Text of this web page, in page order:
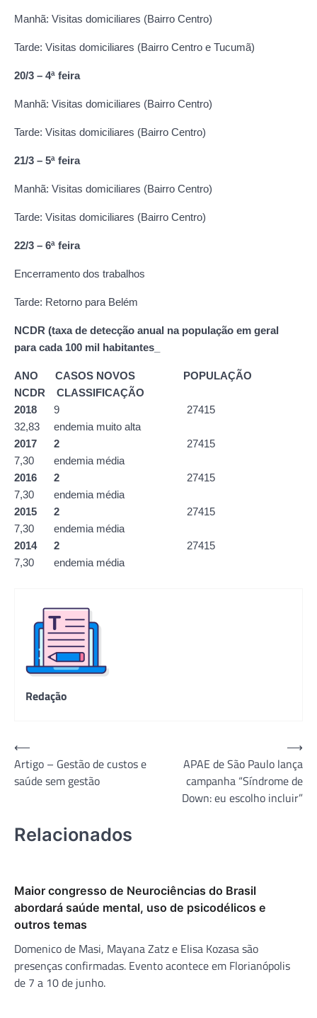
Manhã: Visitas domiciliares (Bairro Centro)
Tarde: Visitas domiciliares (Bairro Centro e Tucumã)
20/3 – 4ª feira
Manhã: Visitas domiciliares (Bairro Centro)
Tarde: Visitas domiciliares (Bairro Centro)
21/3 – 5ª feira
Manhã: Visitas domiciliares (Bairro Centro)
Tarde: Visitas domiciliares (Bairro Centro)
22/3 – 6ª feira
Encerramento dos trabalhos
Tarde: Retorno para Belém
NCDR (taxa de detecção anual na população em geral
para cada 100 mil habitantes_
ANO CASOS NOVOS POPULAÇÃO
NCDR CLASSIFICAÇÃO
2018 9 27415
32,83 endemia muito alta
2017 2 27415
7,30 endemia média
2016 2 27415
7,30 endemia média
2015 2 27415
7,30 endemia média
2014 2 27415
7,30 endemia média
Redação
Navegação
de
Post
⟵
Artigo – Gestão de custos e
saúde sem gestão
APAE de São Paulo lança
campanha “Síndrome de
Down: eu escolho incluir”
⟶
Relacionados
Maior congresso de Neurociências do Brasil
abordará saúde mental, uso de psicodélicos e
outros temas
Domenico de Masi, Mayana Zatz e Elisa Kozasa são
presenças confirmadas. Evento acontece em Florianópolis
de 7 a 10 de junho.